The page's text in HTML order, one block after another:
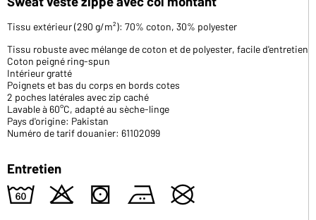
Tissu extérieur (290 g/m²): 70% coton, 30% polyester
Tissu robuste avec mélange de coton et de polyester, facile d'entretien
Coton peigné ring-spun
Intérieur gratté
Poignets et bas du corps en bords cotes
2 poches latérales avec zip caché
Lavable à 60°C, adapté au sèche-linge
Pays d'origine: Pakistan
Numéro de tarif douanier: 61102099
Entretien
4 o s b U